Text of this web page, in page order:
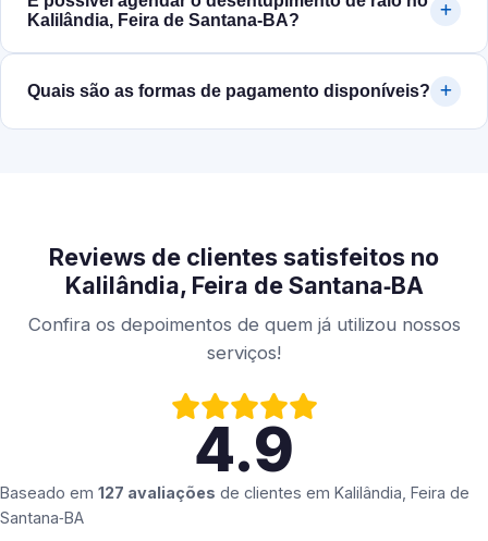
Kalilândia, Feira de Santana‑BA?
Quais são as formas de pagamento disponíveis?
Reviews de clientes satisfeitos no
Kalilândia, Feira de Santana‑BA
Confira os depoimentos de quem já utilizou nossos
serviços!
4.9
Baseado em 127 avaliações de clientes em Kalilândia, Feira de
Santana‑BA